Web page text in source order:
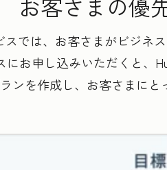
では、お客さまがビジネ
にお申し込みいただくと
ンを作成し、お客さまにと